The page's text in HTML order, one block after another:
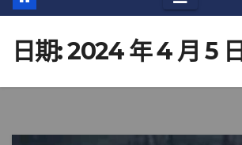
日期:2024 年 4 月 5 日